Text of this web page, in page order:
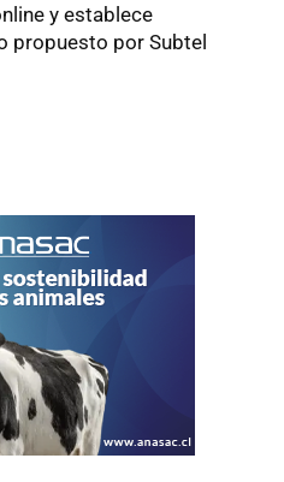
y establece
propuesto por Subtel